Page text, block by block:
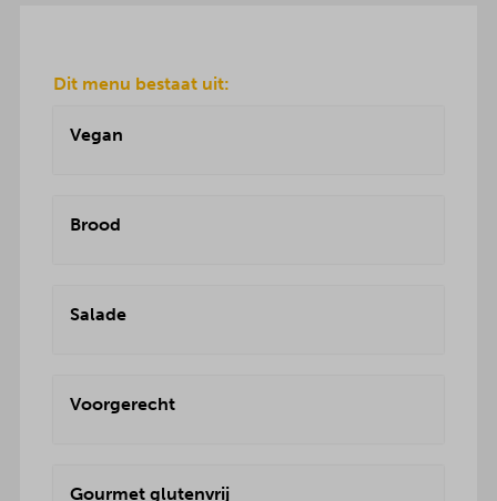
Dit menu bestaat uit:
Vegan
Brood
Salade
Voorgerecht
Gourmet glutenvrij